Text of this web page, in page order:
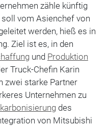
zähle künftig
vom Asienchef von
werden, hieß es in
Ziel ist es, in den
und Produktion
Truck-Chefin Karin
zwei starke Partner
Unternehmen zu
des
von Mitsubishi